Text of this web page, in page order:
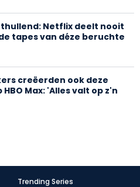
Netflix deelt nooit
tapes van déze beruchte
creëerden ook deze
Max: 'Alles valt op z'n
Trending Series